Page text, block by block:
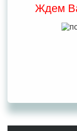
Ждем